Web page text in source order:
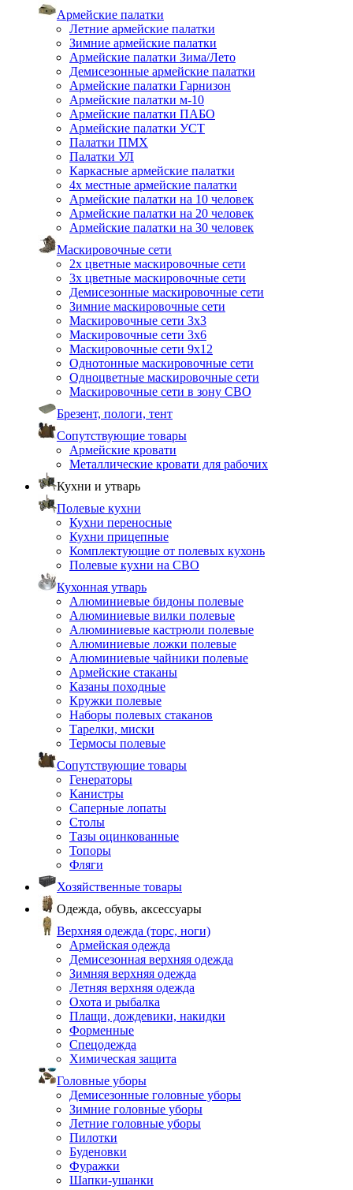
Армейские палатки
Летние армейские палатки
Зимние армейские палатки
Армейские палатки Зима/Лето
Демисезонные армейские палатки
Армейские палатки Гарнизон
Армейские палатки м-10
Армейские палатки ПАБО
Армейские палатки УСТ
Палатки ПМХ
Палатки УЛ
Каркасные армейские палатки
4х местные армейские палатки
Армейские палатки на 10 человек
Армейские палатки на 20 человек
Армейские палатки на 30 человек
Маскировочные сети
2х цветные маскировочные сети
3х цветные маскировочные сети
Демисезонные маскировочные сети
Зимние маскировочные сети
Маскировочные сети 3х3
Маскировочные сети 3х6
Маскировочные сети 9х12
Однотонные маскировочные сети
Одноцветные маскировочные сети
Маскировочные сети в зону СВО
Брезент, пологи, тент
Сопутствующие товары
Армейские кровати
Металлические кровати для рабочих
Кухни и утварь
Полевые кухни
Кухни переносные
Кухни прицепные
Комплектующие от полевых кухонь
Полевые кухни на СВО
Кухонная утварь
Алюминиевые бидоны полевые
Алюминиевые вилки полевые
Алюминиевые кастрюли полевые
Алюминиевые ложки полевые
Алюминиевые чайники полевые
Армейские стаканы
Казаны походные
Кружки полевые
Наборы полевых стаканов
Тарелки, миски
Термосы полевые
Сопутствующие товары
Генераторы
Канистры
Саперные лопаты
Столы
Тазы оцинкованные
Топоры
Фляги
Хозяйственные товары
Одежда, обувь, аксессуары
Верхняя одежда (торс, ноги)
Армейская одежда
Демисезонная верхняя одежда
Зимняя верхняя одежда
Летняя верхняя одежда
Охота и рыбалка
Плащи, дождевики, накидки
Форменные
Спецодежда
Химическая защита
Головные уборы
Демисезонные головные уборы
Зимние головные уборы
Летние головные уборы
Пилотки
Буденовки
Фуражки
Шапки-ушанки